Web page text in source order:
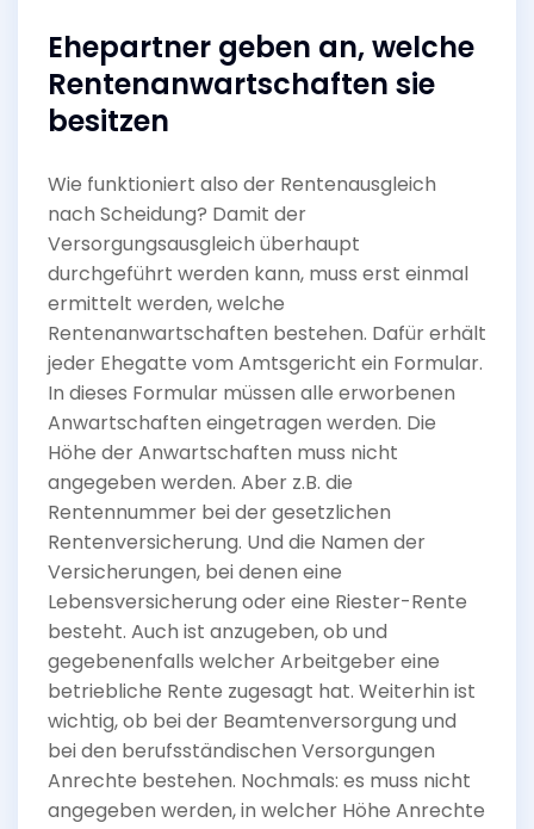
Ehepartner geben an, welche
Rentenanwartschaften sie
besitzen
Wie funktioniert also der Rentenausgleich
nach Scheidung? Damit der
Versorgungsausgleich überhaupt
durchgeführt werden kann, muss erst einmal
ermittelt werden, welche
Rentenanwartschaften bestehen. Dafür erhält
jeder Ehegatte vom Amtsgericht ein Formular.
In dieses Formular müssen alle erworbenen
Anwartschaften eingetragen werden. Die
Höhe der Anwartschaften muss nicht
angegeben werden. Aber z.B. die
Rentennummer bei der gesetzlichen
Rentenversicherung. Und die Namen der
Versicherungen, bei denen eine
Lebensversicherung oder eine Riester-Rente
besteht. Auch ist anzugeben, ob und
gegebenenfalls welcher Arbeitgeber eine
betriebliche Rente zugesagt hat. Weiterhin ist
wichtig, ob bei der Beamtenversorgung und
bei den berufsständischen Versorgungen
Anrechte bestehen. Nochmals: es muss nicht
angegeben werden, in welcher Höhe Anrechte